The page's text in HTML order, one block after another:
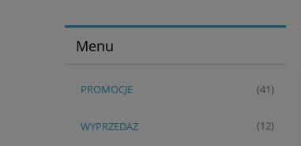
Menu
PROMOCJE (41)
WYPRZEDAŻ (12)